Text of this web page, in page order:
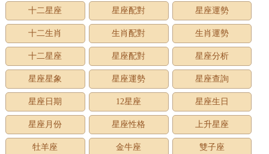
十二星座
星座配對 星座運勢
十二生肖 生肖配對 生肖運勢
十二星座 星座配對 星座分析
星座星象 星座運勢 星座查詢
星座日期 12星座 星座生日
星座月份 星座性格 上升星座
牡羊座 金牛座 雙子座